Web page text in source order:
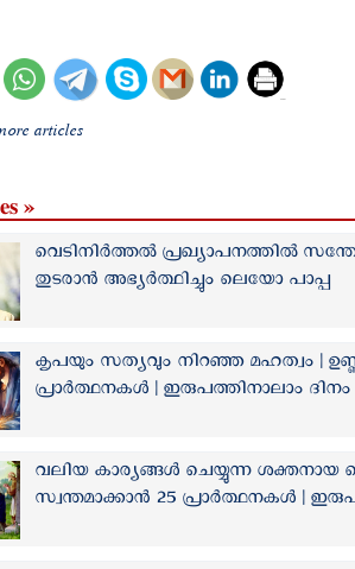
articles
»
വെടിനിര്‍ത്തല്‍ പ്രഖ്യാപനത്തിൽ
തുടരാന്‍ അഭ്യർത്ഥിച്ചും ലെയോ പാപ്പ
കൃപയും സത്യവും നിറഞ്ഞ മഹത്വം |
പ്രാർത്ഥനകൾ | ഇരുപത്തിനാലാം ദിനം
വലിയ കാര്യങ്ങൾ ചെയ്യുന്ന
സ്വന്തമാക്കാൻ 25 പ്രാർത്ഥനകൾ |